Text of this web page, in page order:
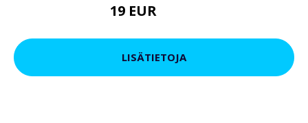
19 EUR
LISÄTIETOJA